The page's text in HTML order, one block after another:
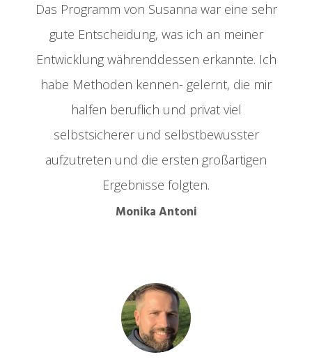
Das Programm von Susanna war eine sehr
gute Entscheidung, was ich an meiner
Entwicklung währenddessen erkannte. Ich
habe Methoden kennen- gelernt, die mir
halfen beruflich und privat viel
selbstsicherer und selbstbewusster
aufzutreten und die ersten großartigen
Ergebnisse folgten.
Monika Antoni